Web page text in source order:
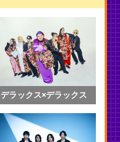
デラックス×デラックス